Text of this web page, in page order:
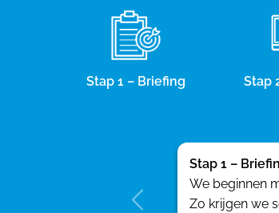
Stap 1 – Briefing Stap
Stap 1 –
We beginnen
Zo krijgen we